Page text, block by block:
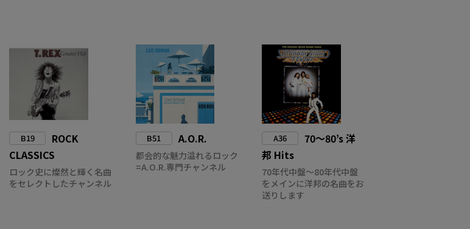
B19
ROCK
CLASSICS
ロック史に燦然と輝く名曲
をセレクトしたチャンネル
B51 A.O.R.
都会的な魅力溢れるロック
=A.O.R.専門チャンネル
A36
70～80’s 洋
邦 Hits
70年代中盤～80年代中盤
をメインに洋邦の名曲をお
送りします